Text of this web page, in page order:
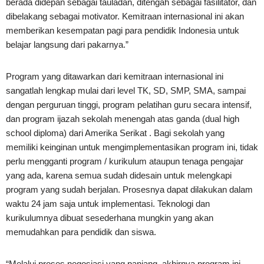
berada didepan sebagai tauladan, ditengah sebagai fasilitator, dan
dibelakang sebagai motivator. Kemitraan internasional ini akan
memberikan kesempatan pagi para pendidik Indonesia untuk
belajar langsung dari pakarnya.”
Program yang ditawarkan dari kemitraan internasional ini
sangatlah lengkap mulai dari level TK, SD, SMP, SMA, sampai
dengan perguruan tinggi, program pelatihan guru secara intensif,
dan program ijazah sekolah menengah atas ganda (dual high
school diploma) dari Amerika Serikat . Bagi sekolah yang
memiliki keinginan untuk mengimplementasikan program ini, tidak
perlu mengganti program / kurikulum ataupun tenaga pengajar
yang ada, karena semua sudah didesain untuk melengkapi
program yang sudah berjalan. Prosesnya dapat dilakukan dalam
waktu 24 jam saja untuk implementasi. Teknologi dan
kurikulumnya dibuat sesederhana mungkin yang akan
memudahkan para pendidik dan siswa.